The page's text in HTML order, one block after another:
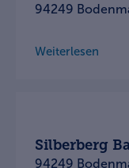
94249
Weiterlesen
Silberberg
94249